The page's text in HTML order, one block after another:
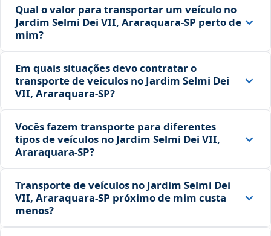
Qual o valor para transportar um veículo no
Jardim Selmi Dei VII, Araraquara‑SP perto de
mim?
Em quais situações devo contratar o
transporte de veículos no Jardim Selmi Dei
VII, Araraquara‑SP?
Vocês fazem transporte para diferentes
tipos de veículos no Jardim Selmi Dei VII,
Araraquara‑SP?
Transporte de veículos no Jardim Selmi Dei
VII, Araraquara‑SP próximo de mim custa
menos?